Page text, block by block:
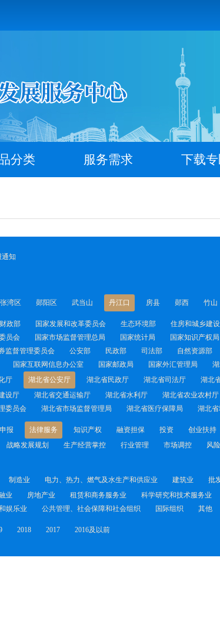
分类 服务需求 下载
通知
张湾区 郧阳区 武当山 丹江口 房县 郧西 竹山
财政部 国家发展和改革委员会 生态环境部 住房和城乡建
员会 国家市场监督管理总局 国家统计局 国家知识产权局
监督管理委员会 公安部 民政部 司法部 自然资源部
国家互联网信息办公室 国家邮政局 国家外汇管理局
厅 湖北省公安厅 湖北省民政厅 湖北省司法厅 湖北
设厅 湖北省交通运输厅 湖北省水利厅 湖北省农业农村厅
委员会 湖北省市场监督管理局 湖北省医疗保障局 湖北
报 法律服务 知识产权 融资担保 投资 创业扶持
战略发展规划 生产经营掌控 行业管理 市场调控 风
制造业 电力、热力、燃气及水生产和供应业 建筑业 批
业 房地产业 租赁和商务服务业 科学研究和技术服务业
娱乐业 公共管理、社会保障和社会组织 国际组织 其他
2018 2017 2016及以前